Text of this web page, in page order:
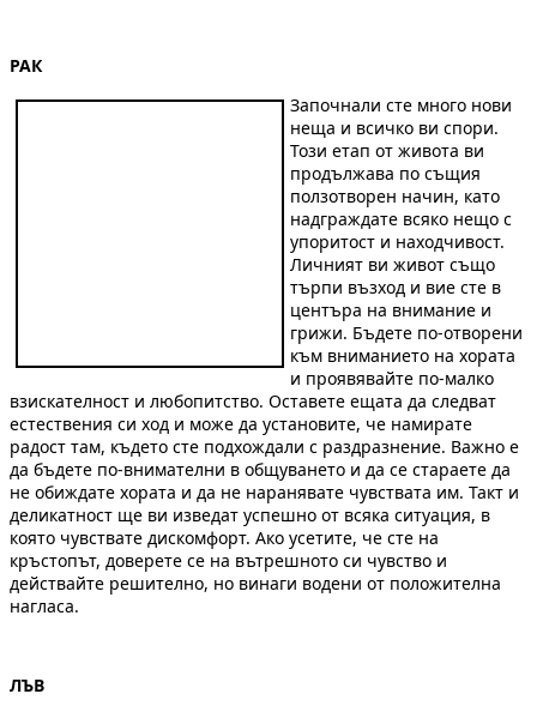
РАК
Започнали сте много нови
неща и всичко ви спори.
Този етап от живота ви
продължава по същия
ползотворен начин, като
надграждате всяко нещо с
упоритост и находчивост.
Личният ви живот също
търпи възход и вие сте в
центъра на внимание и
грижи. Бъдете по-отворени
към вниманието на хората
и проявявайте по-малко
взискателност и любопитство. Оставете ещата да следват
естествения си ход и може да установите, че намирате
радост там, където сте подхождали с раздразнение. Важно е
да бъдете по-внимателни в общуването и да се стараете да
не обиждате хората и да не наранявате чувствата им. Такт и
деликатност ще ви изведат успешно от всяка ситуация, в
която чувствате дискомфорт. Ако усетите, че сте на
кръстопът, доверете се на вътрешното си чувство и
действайте решително, но винаги водени от положителна
нагласа.
ЛЪВ